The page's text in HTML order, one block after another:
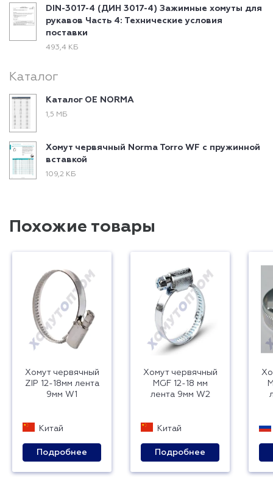
DIN-3017-4 (ДИН 3017-4) Зажимные хомуты для
рукавов Часть 4: Технические условия
поставки
493,4 КБ
Каталог
Каталог ОЕ NORMA
1,5 МБ
Хомут червячный Norma Torro WF с пружинной
вставкой
109,2 КБ
Похожие товары
Хомут червячный
ZIP 12-18мм лента
9мм W1
Китай
Подробнее
Хомут червячный
MGF 12-18 мм
лента 9мм W2
Китай
Подробнее